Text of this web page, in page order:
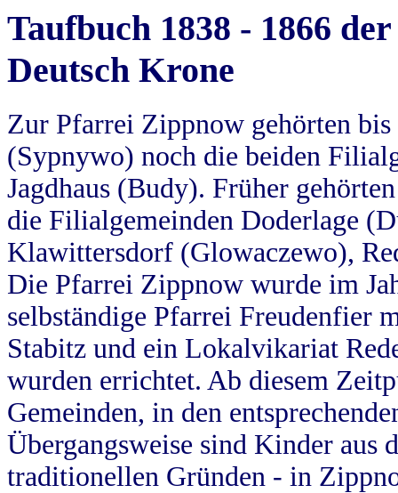
Taufbuch 1838 - 1866
Deutsch Krone
Zur Pfarrei Zippnow gehörten
(Sypnywo) noch die beiden
Jagdhaus (Budy). Früher
die Filialgemeinden Doderlage
Klawittersdorf (Glowaczewo),
Die Pfarrei Zippnow wurde im
selbständige Pfarrei Freudenfier
Stabitz und ein Lokalvikariat
wurden errichtet. Ab diesem
Gemeinden, in den
Übergangsweise sind Kinder aus
traditionellen Gründen - in